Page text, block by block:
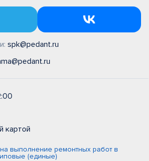
spk@pedant.ru
картой
выполнение ремонтных работ в
(единые)